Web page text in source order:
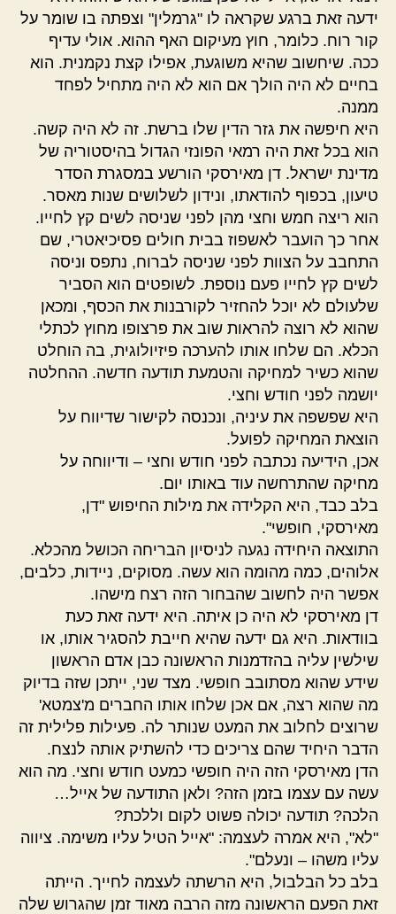
ידעה זאת ברגע שקראה לו "גרמלין" וצפתה בו שומר על
קור רוח. כלומר, חוץ מעיקום האף ההוא. אולי עדיף
ככה. שיחשוב שהיא משוגעת, אפילו קצת נקמנית. הוא
בחיים לא היה הולך אם הוא לא היה מתחיל לפחד
ממנה.
היא חיפשה את גזר הדין שלו ברשת. זה לא היה קשה.
הוא בכל זאת היה רמאי הפונזי הגדול בהיסטוריה של
מדינת ישראל. דן מאירסקי הורשע במסגרת הסדר
טיעון, בכפוף להודאתו, ונידון לשלושים שנות מאסר.
הוא ריצה חמש וחצי מהן לפני שניסה לשים קץ לחייו.
אחר כך הועבר לאשפוז בבית חולים פסיכיאטרי, שם
התחבב על הצוות לפני שניסה לברוח, נתפס וניסה
לשים קץ לחייו פעם נוספת. לשופטים הוא הסביר
שלעולם לא יוכל להחזיר לקורבנות את הכסף, ומכאן
שהוא לא רוצה להראות שוב את פרצופו מחוץ לכתלי
הכלא. הם שלחו אותו להערכה פיזיולוגית, בה הוחלט
שהוא כשיר למחיקה והטמעת תודעה חדשה. ההחלטה
יושמה לפני חודש וחצי.
היא שפשפה את עיניה, ונכנסה לקישור שדיווח על
הוצאת המחיקה לפועל.
אכן, הידיעה נכתבה לפני חודש וחצי – ודיווחה על
מחיקה שהתרחשה עוד באותו יום.
בלב כבד, היא הקלידה את מילות החיפוש "דן,
מאירסקי, חופשי".
התוצאה היחידה נגעה לניסיון הבריחה הכושל מהכלא.
אלוהים, כמה מהומה הוא עשה. מסוקים, ניידות, כלבים,
אפשר היה לחשוב שהבחור הזה רצח מישהו.
דן מאירסקי לא היה כן איתה. היא ידעה זאת כעת
בוודאות. היא גם ידעה שהיא חייבת להסגיר אותו, או
שילשין עליה בהזדמנות הראשונה כבן אדם הראשון
שידע שהוא מסתובב חופשי. מצד שני, ייתכן שזה בדיוק
מה שהוא רצה, אם אכן שלחו אותו החברים מ'צמטא'
שרוצים לחלוב את המעט שנותר לה. פעילות פלילית זה
הדבר היחיד שהם צריכים כדי להשתיק אותה לנצח.
הדן מאירסקי הזה היה חופשי כמעט חודש וחצי. מה הוא
עשה עם עצמו בזמן הזה? ולאן התודעה של אייל…
הלכה? תודעה יכולה פשוט לקום וללכת?
"לא", היא אמרה לעצמה: "אייל הטיל עליו משימה. ציווה
עליו משהו – ונעלם".
בלב כל הבלבול, היא הרשתה לעצמה לחייך. הייתה
זאת הפעם הראשונה מזה הרבה מאוד זמן שהגרוש שלה